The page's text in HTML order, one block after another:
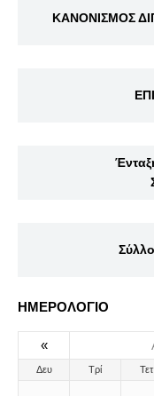
ΚΑΝΟΝΙΣΜΟΣ
ΗΜΕΡΟΛΟΓΙΟ
«
Δευ Τρί Τετ